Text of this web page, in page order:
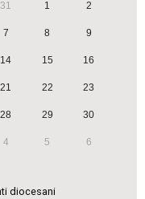
31 1 2
7 8 9
14 15 16
21 22 23
28 29 30
4 5 6
diocesani